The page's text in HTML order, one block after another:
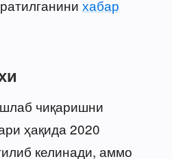
хабар
чиқаришни
ҳақида 2020
келинади, аммо